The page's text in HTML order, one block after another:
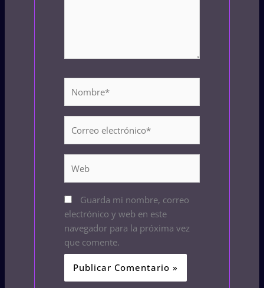
electrónico*
Guarda mi nombre, correo
electrónico y web en este
navegador para la próxima vez
que comente.